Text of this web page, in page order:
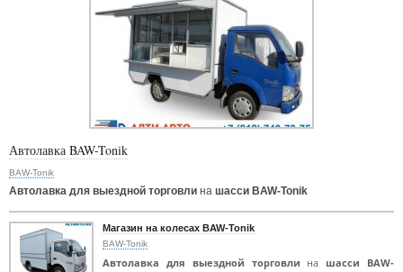
Автолавка BAW-Tonik
BAW-Tonik
Автолавка для выездной торговли на шасси BAW-Tonik
Магазин на колесах BAW-Tonik
BAW-Tonik
Автолавка для выездной торговли на шасси BAW-